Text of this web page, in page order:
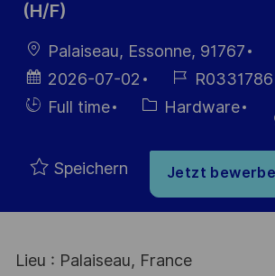
(H/F)
Ort
Palaiseau, Essonne, 91767
Datum der
Veröffentlichung
2026-07-02
Job-
ID
R0331786
Einstellunngstyp
Full time Kategorie
Hardware
Speichern Jetzt
Lieu : Palaiseau, France